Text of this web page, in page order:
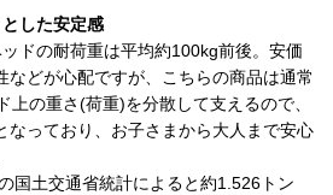
した安定感
ドの耐荷重は平均約100kg前後。安価
などが心配ですが、こちらの商品は通常
上の重さ(荷重)を分散して支えるので、
なっており、お子さまから大人まで安心
国土交通省統計によると約1.526トン